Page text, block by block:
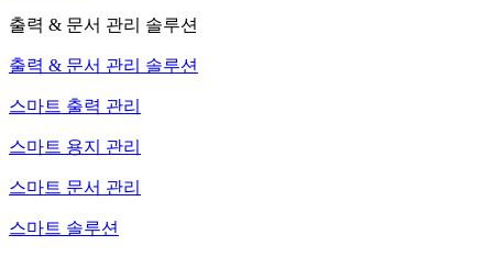
출력 & 문서 관리 솔루션
출력 & 문서 관리 솔루션
스마트 출력 관리
스마트 용지 관리
스마트 문서 관리
스마트 솔루션